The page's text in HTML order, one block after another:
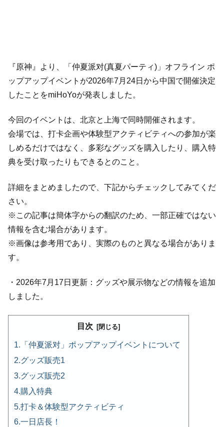
『原神』より、「仲夏派对(真夏パーティ)」オフライン ポ
ップアップイベントが2026年7月24日から中国で開催決定
したことをmiHoYoが発表しました。
今回のイベントは、北京と上海で同時開催されます。
会場では、打卡企画や体験型アクティビティへの参加が楽
しめるだけではなく、多彩なグッズを購入したり、購入特
典を受け取ったりもできるとのこと。
詳細をまとめましたので、下記からチェックしてみてくだ
さい。
※この記事は簡体字からの翻訳のため、一部正確ではない
情報を含む場合があります。
※画像は参考用であり、実際のものと異なる場合がありま
す。
・2026年7月17日更新：グッズや展示物などの情報を追加
しました。
目次
「仲夏派对」ポップアップイベントについて
グッズ販売1
グッズ販売2
購入特典
打卡＆体験型アクティビティ
一日店長！